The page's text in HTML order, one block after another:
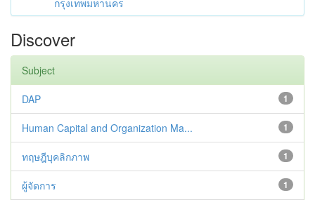
กรุงเทพมหานคร
Discover
Subject
1
DAP
1
Human Capital and Organization Ma...
1
ทฤษฎีบุคลิกภาพ
1
ผู้จัดการ